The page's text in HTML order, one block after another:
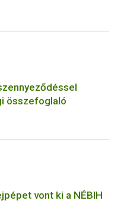
összefoglaló
vont ki a NÉBIH